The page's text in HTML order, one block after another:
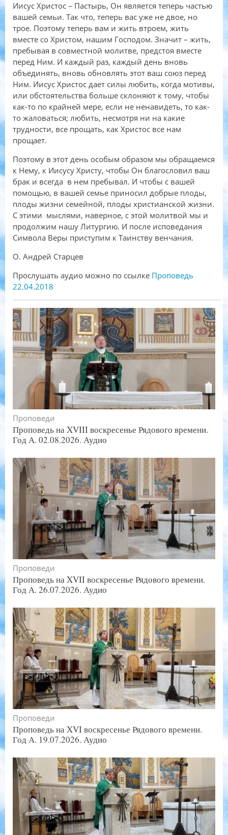
Иисус Христос – Пастырь, Он является теперь частью
вашей семьи. Так что, теперь вас уже не двое, но
трое. Поэтому теперь вам и жить втроем, жить
вместе со Христом, нашим Господом. Значит – жить,
пребывая в совместной молитве, предстоя вместе
перед Ним. И каждый раз, каждый день вновь
объединять, вновь обновлять этот ваш союз перед
Ним. Иисус Христос дает силы любить, когда мотивы,
или обстоятельства больше склоняют к тому, чтобы
как-то по крайней мере, если не ненавидеть, то как-
то жаловаться; любить, несмотря ни на какие
трудности, все прощать, как Христос все нам
прощает.
Поэтому в этот день особым образом мы обращаемся
к Нему, к Иисусу Христу, чтобы Он благословил ваш
брак и всегда в нем пребывал. И чтобы с вашей
помощью, в вашей семье приносил добрые плоды,
плоды жизни семейной, плоды христианской жизни.
С этими мыслями, наверное, с этой молитвой мы и
продолжим нашу Литургию. И после исповедания
Символа Веры приступим к Таинству венчания.
О. Андрей Старцев
Прослушать аудио можно по ссылке Проповедь
22.04.2018
Проповеди
Проповедь на XVIII воскресенье Рядового времени.
Год А. 02.08.2026. Аудио
Проповеди
Проповедь на XVII воскресенье Рядового времени.
Год А. 26.07.2026. Аудио
Проповеди
Проповедь на XVI воскресенье Рядового времени.
Год А. 19.07.2026. Аудио